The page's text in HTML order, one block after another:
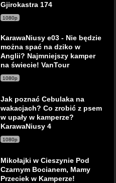
Gjirokastra 174
1080p
KarawaNiusy e03 - Nie będzie
można spać na dziko w
Anglii? Najmniejszy kamper
na świecie! VanTour
1080p
Jak poznać Cebulaka na
wakacjach? Co zrobić z psem
w upały w kamperze?
KarawaNiusy 4
1080p
Mikołajki w Cieszynie Pod
Czarnym Bocianem, Mamy
Przeciek w Kamperze!